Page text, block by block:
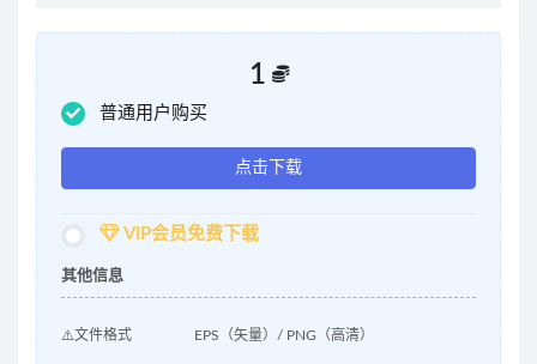
1
普通用户购买
点击下载
VIP会员免费下载
其他信息
⚠️文件格式 EPS（矢量）/ PNG（高清）